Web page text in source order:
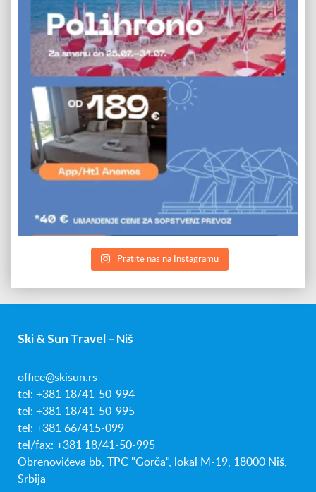
Pratite nas na Instagramu
Ski & Sun Travel – Niš
office@skisun.rs
tel: +381 18/41-50-994
tel: +381 18/41-50-995
tel: +381 66/415-099
tel/fax: +381 18/41-50-995
Obrenovićeva bb, TPC "Gorča", lokal M-19, 18000 Niš,
Srbija